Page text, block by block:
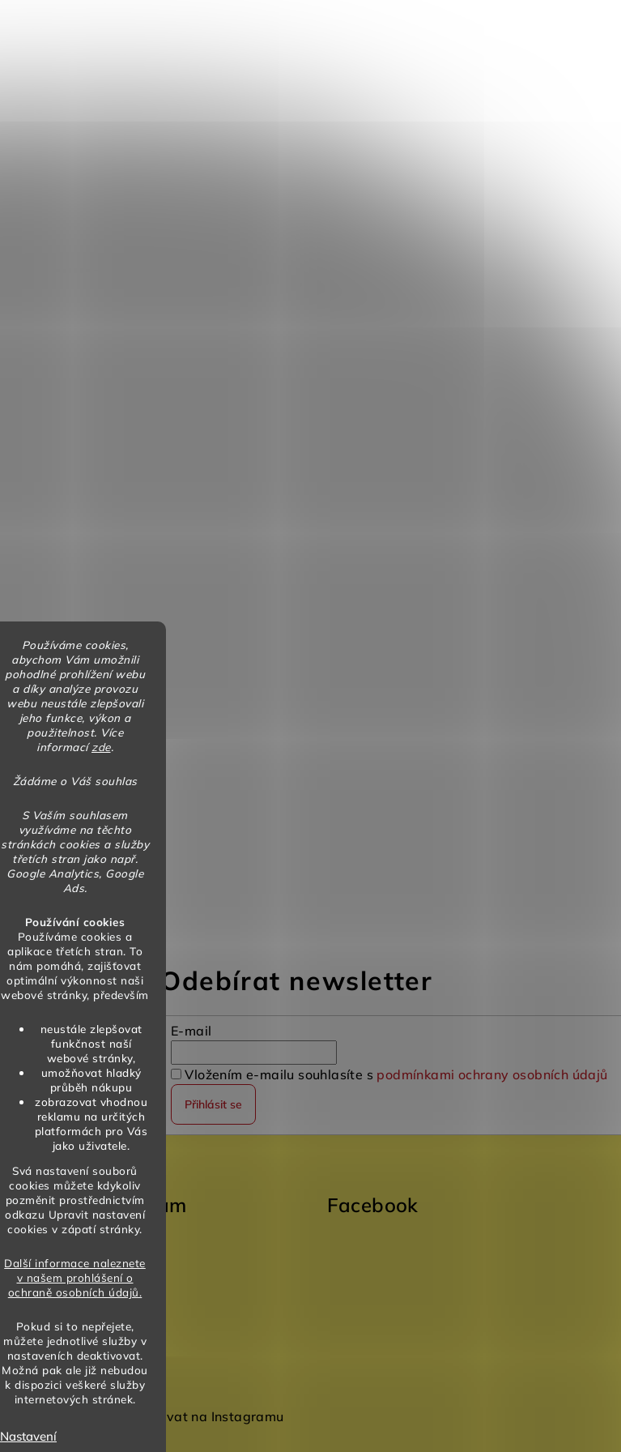
Používáme cookies,
abychom Vám umožnili
pohodlné prohlížení webu
a díky analýze provozu
webu neustále zlepšovali
jeho funkce, výkon a
použitelnost. Více
informacízde.
Žádáme o Váš souhlas
S Vaším souhlasem
využíváme na těchto
stránkách cookies a služby
třetích stran jako např.
Google Analytics, Google
Ads.
Používání cookies
Používáme cookies a
aplikace třetích stran. To
nám pomáhá, zajišťovat
optimální výkonnost naši
webové stránky, především
neustále zlepšovat
funkčnost naší
webové stránky,
umožňovat hladký
průběh nákupu
zobrazovat vhodnou
reklamu na určitých
platformách pro Vás
jako uživatele.
Svá nastavení souborů
cookies můžete kdykoliv
pozměnit prostřednictvím
odkazu Upravit nastavení
cookies v zápatí stránky.
Další informace naleznete
v našem prohlášení o
ochraně osobních údajů.
Pokud si to nepřejete,
můžete jednotlivé služby v
nastaveních deaktivovat.
Možná pak ale již nebudou
k dispozici veškeré služby
internetových stránek.
Nastavení
Odebírat newsletter
E-mail
Vložením e-mailu souhlasíte s podmínkami ochrany osobních údajů
Přihlásit se
Instagram
Sledovat na Instagramu
Facebook